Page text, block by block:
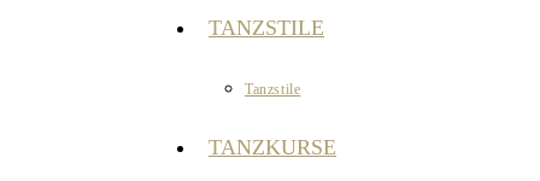
TANZSTILE
Tanzstile
TANZKURSE